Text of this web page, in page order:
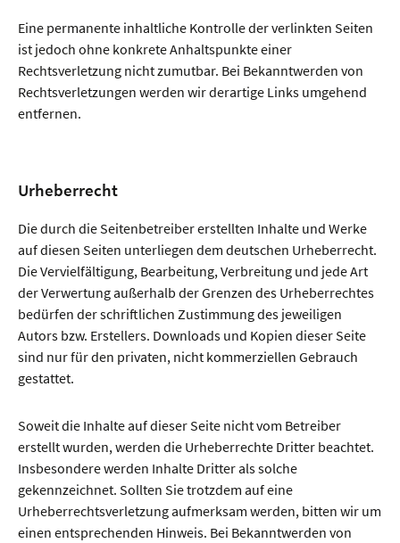
Eine permanente inhaltliche Kontrolle der verlinkten Seiten
ist jedoch ohne konkrete Anhaltspunkte einer
Rechtsverletzung nicht zumutbar. Bei Bekanntwerden von
Rechtsverletzungen werden wir derartige Links umgehend
entfernen.
Urheberrecht
Die durch die Seitenbetreiber erstellten Inhalte und Werke
auf diesen Seiten unterliegen dem deutschen Urheberrecht.
Die Vervielfältigung, Bearbeitung, Verbreitung und jede Art
der Verwertung außerhalb der Grenzen des Urheberrechtes
bedürfen der schriftlichen Zustimmung des jeweiligen
Autors bzw. Erstellers. Downloads und Kopien dieser Seite
sind nur für den privaten, nicht kommerziellen Gebrauch
gestattet.
Soweit die Inhalte auf dieser Seite nicht vom Betreiber
erstellt wurden, werden die Urheberrechte Dritter beachtet.
Insbesondere werden Inhalte Dritter als solche
gekennzeichnet. Sollten Sie trotzdem auf eine
Urheberrechtsverletzung aufmerksam werden, bitten wir um
einen entsprechenden Hinweis. Bei Bekanntwerden von